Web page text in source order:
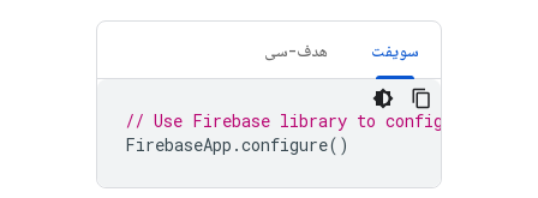
سویفت هدف-سی
// Use Firebase library to configure APIs
FirebaseApp .configure()